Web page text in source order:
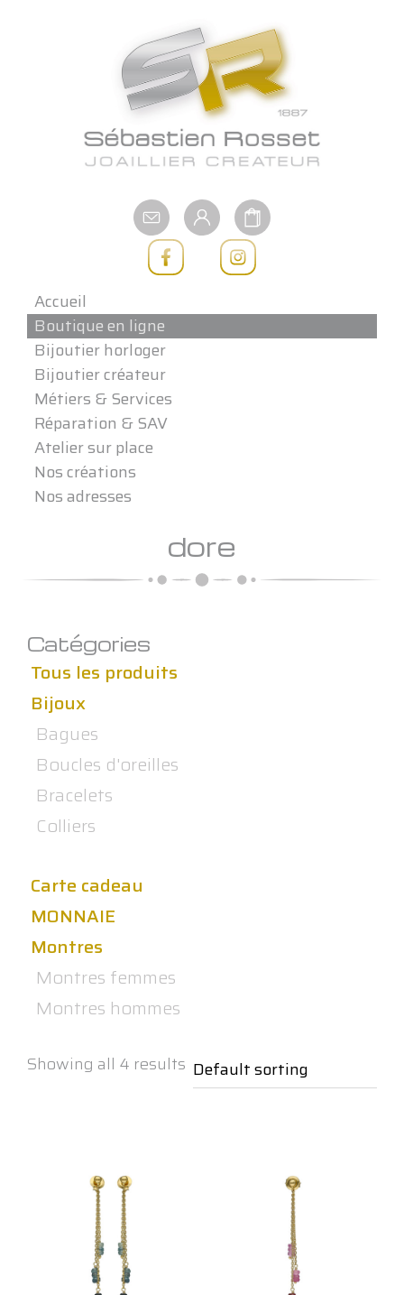
Accueil
Boutique en ligne
Bijoutier horloger
Bijoutier créateur
Métiers & Services
Réparation & SAV
Atelier sur place
Nos créations
Nos adresses
dore
Showing all 4 results
Catégories
Tous les produits
Bijoux
Bagues
Boucles d'oreilles
Bracelets
Colliers
Carte cadeau
MONNAIE
Montres
Montres femmes
Montres hommes